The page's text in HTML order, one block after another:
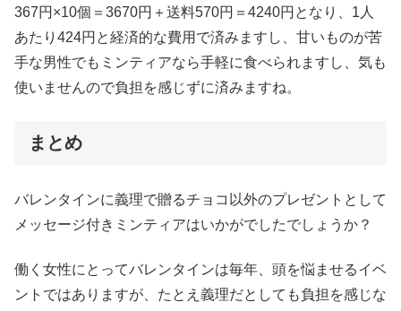
367円×10個＝3670円＋送料570円＝4240円となり、1人
あたり424円と経済的な費用で済みますし、甘いものが苦
手な男性でもミンティアなら手軽に食べられますし、気も
使いませんので負担を感じずに済みますね。
まとめ
バレンタインに義理で贈るチョコ以外のプレゼントとして
メッセージ付きミンティアはいかがでしたでしょうか？
働く女性にとってバレンタインは毎年、頭を悩ませるイベ
ントではありますが、たとえ義理だとしても負担を感じな